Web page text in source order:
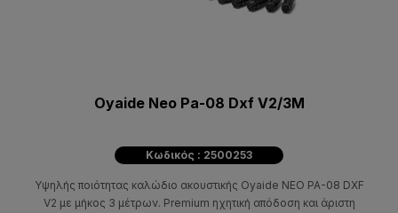
Oyaide Neo Pa-08 Dxf V2/3M
Κωδικός : 2500253
Υψηλής ποιότητας καλώδιο ακουστικής Oyaide NEO PA-08 DXF
V2 με μήκος 3 μέτρων. Premium ηχητική απόδοση και άριστη